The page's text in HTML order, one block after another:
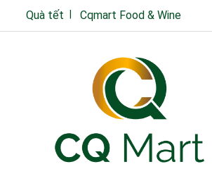
Quà tết Cqmart Food & Wine